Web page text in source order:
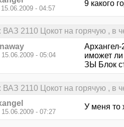
15.06.2009 - 04:57
9 какого
ВАЗ 2110 Цокот на горячую , в
15.06.2009 - 05:04
иможет ли
ЗЫ Блок
ВАЗ 2110 Цокот на горячую , в
15.06.2009 - 07:27
У меня то